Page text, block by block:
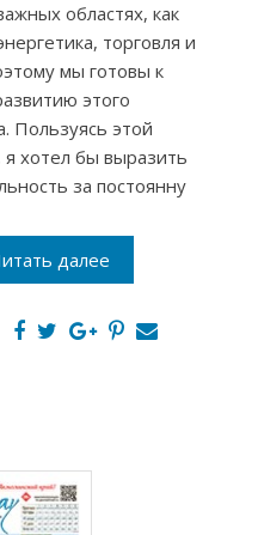
областях, как
торговля и
мы готовы к
этого
Пользуясь этой
хотел бы выразить
за постоянну
далее